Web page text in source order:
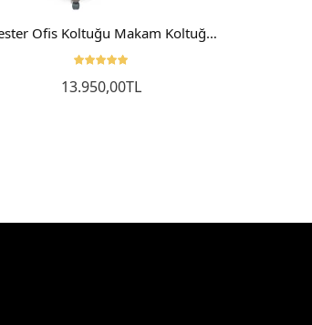
Chester Ofis Koltuğu Makam Koltuğu Yönetici Koltuğu Müdür Koltuğu
13.950,00TL